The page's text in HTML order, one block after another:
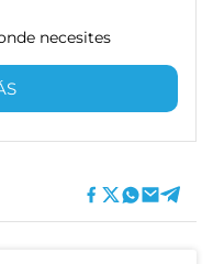
necesites